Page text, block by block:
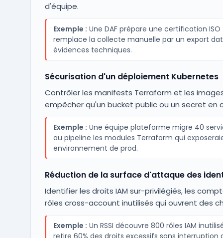
d'équipe.
Exemple : Une DAF prépare une certification
remplace la collecte manuelle par un export
évidences techniques.
Sécurisation d'un déploiement Kubernetes
Contrôler les manifests Terraform et les
empêcher qu'un bucket public ou un secret en
Exemple : Une équipe plateforme migre 40
au pipeline les modules Terraform qui
environnement de prod.
Réduction de la surface d'attaque des
Identifier les droits IAM sur-privilégiés, les
rôles cross-account inutilisés qui ouvrent des
Exemple : Un RSSI découvre 800 rôles IAM
retire 60% des droits excessifs sans interruption